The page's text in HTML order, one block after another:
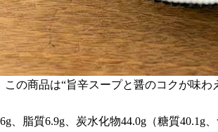
の商品は“旨辛スープと醤のコクが味わ
、脂質6.9g、炭水化物44.0g（糖質